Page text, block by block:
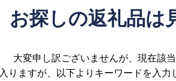
お探しの返礼品は
大変申し訳ございませんが、現在該
りますが、以下よりキーワードを入力